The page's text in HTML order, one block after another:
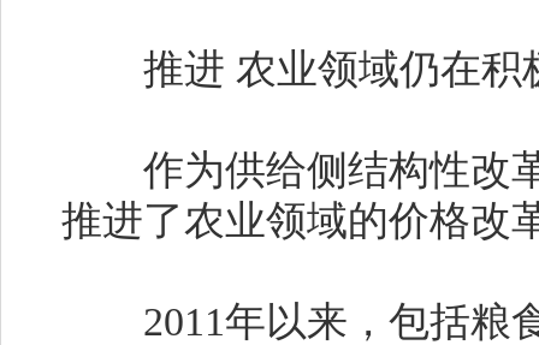
推进 农业领域仍在积
作为供给侧结构性改革
推进了农业领域的价格改
2011年以来，包括粮